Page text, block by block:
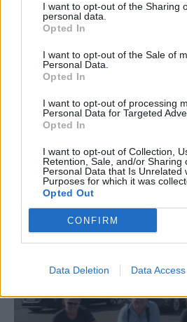
I want to opt-out of the Sharing
personal data.
Opted In
I want to opt-out of the Sale of
Personal Data.
Opted In
I want to opt-out of processing
Personal Data for Targeted
Opted In
I want to opt-out of Collection,
Retention, Sale, and/or Sharing
Personal Data that Is Unrelated
Purposes for which it was
Opted Out
CONFIRM
Data Deletion Data Access
Elektromos autó
1700 Mercedes-Benz
visszahívásra
2019-11-04
A hiba kellemetlen problémákat, akár
egyes EQC modellke esetében.